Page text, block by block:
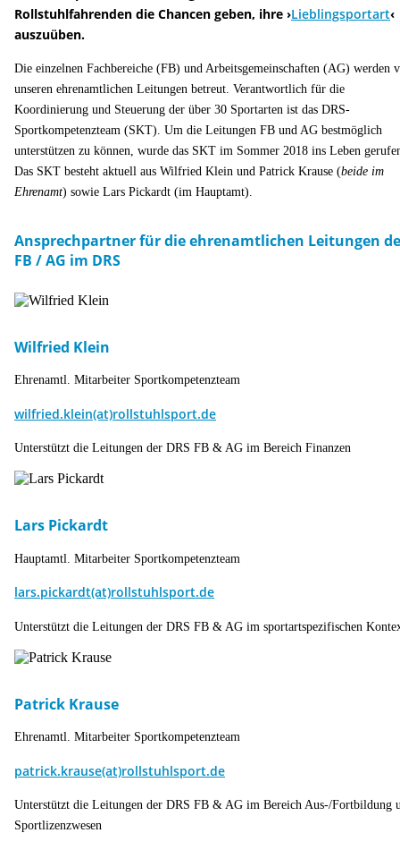
Rollstuhlfahrenden die Chancen geben, ihre ›Lieblingsportart‹
auszuüben.
Die einzelnen Fachbereiche (FB) und Arbeitsgemeinschaften (AG) werden
unseren ehrenamtlichen Leitungen betreut. Verantwortlich für die
Koordinierung und Steuerung der über 30 Sportarten ist das DRS-
Sportkompetenzteam (SKT). Um die Leitungen FB und AG bestmöglich
unterstützen zu können, wurde das SKT im Sommer 2018 ins Leben
Das SKT besteht aktuell aus Wilfried Klein und Patrick Krause (beide im
Ehrenamt) sowie Lars Pickardt (im Hauptamt).
Ansprechpartner für die ehrenamtlichen Leitungen
FB / AG im DRS
Wilfried Klein
Ehrenamtl. Mitarbeiter Sportkompetenzteam
wilfried.klein(at)rollstuhlsport.de
Unterstützt die Leitungen der DRS FB & AG im Bereich Finanzen
Lars Pickardt
Hauptamtl. Mitarbeiter Sportkompetenzteam
lars.pickardt(at)rollstuhlsport.de
Unterstützt die Leitungen der DRS FB & AG im sportartspezifischen
Patrick Krause
Ehrenamtl. Mitarbeiter Sportkompetenzteam
patrick.krause(at)rollstuhlsport.de
Unterstützt die Leitungen der DRS FB & AG im Bereich Aus-/Fortbildung
Sportlizenzwesen